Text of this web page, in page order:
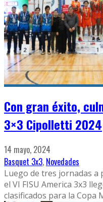
Con gran éxito,
3×3 Cipolletti 2024
14 mayo, 2024
Basquet 3x3, Novedades
Luego de tres jornadas
el VI FISU America 3x3
clasificados para la Copa